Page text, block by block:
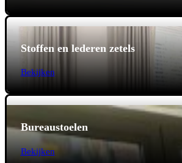
Stoffen en lederen zetels
Bekijken
Bureaustoelen
Bekijken